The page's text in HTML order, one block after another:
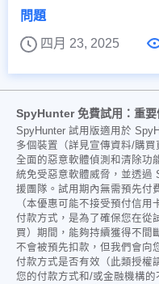
問題
四月 23, 2025
SpyHunter 免費試用：重要
SpyHunter 試用版適用於
多個裝置（詳見宣傳資料/購
全面的惡意軟體偵測和清除功
統免受惡意軟體威脅，並透過
援團隊。試用期內無需預先付
（本優惠可能不接受預付信
付款方式，是為了確保您在從
買）期間，能夠持續獲得不間
不會被預先扣款，但我們會向
付款方式是否有效（此類授權
您的付款方式和/或金融機構